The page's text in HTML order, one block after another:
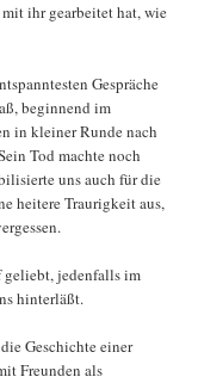
ihr gearbeitet hat, wie
Gespräche
beginnend im
in kleiner Runde nach
Tod machte noch
uns auch für die
heitere Traurigkeit aus,
geliebt, jedenfalls im
hinterläßt.
Geschichte einer
Freunden als